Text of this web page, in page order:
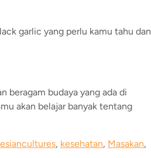
garlic yang perlu kamu tahu dan
beragam budaya yang ada di
akan belajar banyak tentang
, kesehatan, Masakan,